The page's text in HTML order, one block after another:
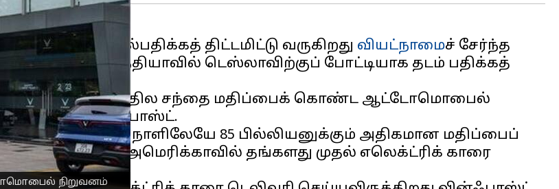
நிறுவனம்
விலும் கால்பதிக்கத் திட்டமிட்டு வருகிறது வியட்நாமைச் சேர்ந்த
(VinFast). இந்தியாவில் டெஸ்லாவிற்குப் போட்டியாக தடம் பதிக்கத்
அதில சந்தை மதிப்பைக் கொண்ட ஆட்டோமொபைல்
வின்ஃபாஸ்ட்.
முதல் நாளிலேயே 85 பில்லியனுக்கும் அதிகமான மதிப்பைப்
தான், அமெரிக்காவில் தங்களது முதல் எலெக்ட்ரிக் காரை